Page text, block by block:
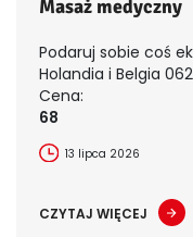
Masaż medyczny
Podaruj sobie coś
Holandia i Belgia
Cena:
68
13 lipca 2026
CZYTAJ WIĘCEJ